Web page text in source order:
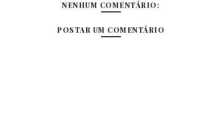
NENHUM COMENTÁRIO:
POSTAR UM COMENTÁRIO